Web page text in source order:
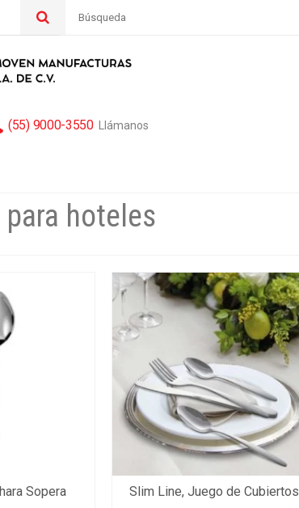
por:
(55) 9000-3550 Llámanos
hoteles
Sopera Slim Line, Juego de Cubiertos